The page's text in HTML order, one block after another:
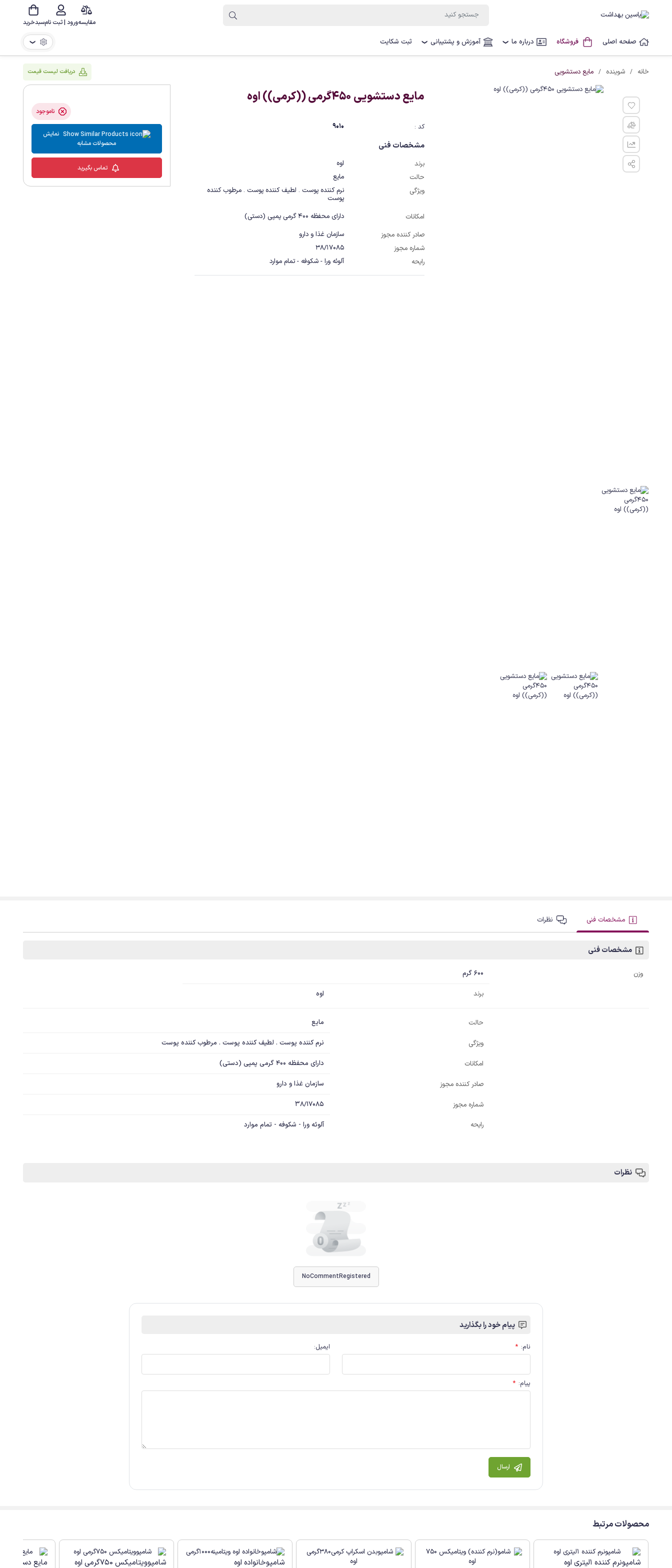
سبدخریدورود | ثبت ناممقایسه
صفحه اصلی فروشگاه درباره ما ❯ آموزش و پشتیبانی ❯ ثبت شکایت ❯
خانه شوینده مایع دستشویی دریافت لیست قیمت
مایع دستشویی 450گرمی ((کرمی)) اوه
کد : 9010
مشخصات فنی
برند
اوه
حالت
مایع
ویژگی
پوست
امکانات
دارای محفظه 400 گرمی پمپی (دستی)
صادر کننده مجوز
سازمان غذا و دارو
شماره مجوز
38/17085
رایحه
آلوئه ورا - شکوفه - تمام موارد
ناموجود
نمایش
محصولات مشابه
تماس بگیرید
مشخصات فنی نظرات
مشخصات فنی
وزن 600 گرم
برند اوه
حالت مایع
ویژگی نرم کننده پوست . لطیف کننده پوست . مرطوب کننده پوست
امکانات دارای محفظه 400 گرمی پمپی (دستی)
صادر کننده مجوز سازمان غذا و دارو
شماره مجوز 38/17085
رایحه آلوئه ورا - شکوفه - تمام موارد
نظرات
NoCommentRegistered
پیام خود را بگذارید
نام:
* ایمیل:
پیام:
*
ارسال
محصولات مرتبط
شامپونرم کننده 1لیتری اوه
شامپوخانواده اوه
شامپوویتامیکس 750گرمی اوه مایع دستشویی 2500گرمی